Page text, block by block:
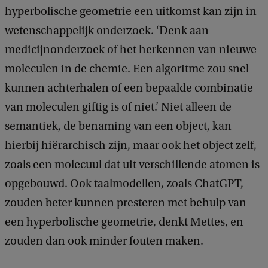
hyperbolische geometrie een uitkomst kan zijn in
wetenschappelijk onderzoek. ‘Denk aan
medicijnonderzoek of het herkennen van nieuwe
moleculen in de chemie. Een algoritme zou snel
kunnen achterhalen of een bepaalde combinatie
van moleculen giftig is of niet.’ Niet alleen de
semantiek, de benaming van een object, kan
hierbij hiërarchisch zijn, maar ook het object zelf,
zoals een molecuul dat uit verschillende atomen is
opgebouwd. Ook taalmodellen, zoals ChatGPT,
zouden beter kunnen presteren met behulp van
een hyperbolische geometrie, denkt Mettes, en
zouden dan ook minder fouten maken.